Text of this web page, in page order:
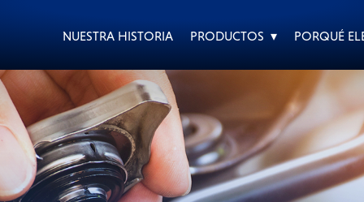
NUESTRA HISTORIA PRODUCTOS ▾ PORQUÉ
CUIDADO DIARIO DE
VEHÍCULOS
CAMIONES DE EQUIPO
PESADO